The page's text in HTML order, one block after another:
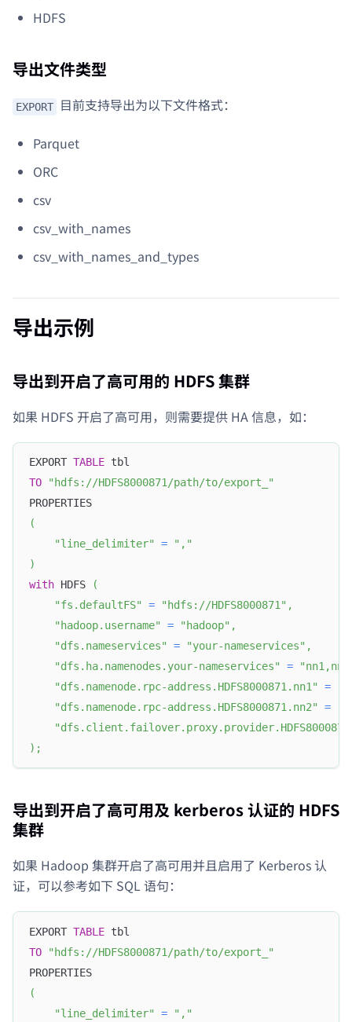
HDFS
导出文件类型
EXPORT 目前支持导出为以下文件格式：
Parquet
ORC
csv
csv_with_names
csv_with_names_and_types
导出示例
导出到开启了高可用的 HDFS 集群
如果 HDFS 开启了高可用，则需要提供 HA 信息，如：
EXPORT TABLE tbl
TO
"hdfs://HDFS8000871/path/to/export_"
PROPERTIES
(
"line_delimiter"
=
","
)
with HDFS
(
"fs.defaultFS"
= "hdfs://HDFS8000871" ,
"hadoop.username"
= "hadoop" ,
"dfs.nameservices"
= "your-nameservices" ,
"dfs.ha.namenodes.your-nameservices"
=
"dfs.namenode.rpc-address.HDFS8000871.nn1"
=
"dfs.namenode.rpc-address.HDFS8000871.nn2"
=
) ;
导出到开启了高可用及 kerberos 认证的 HDFS
集群
如果 Hadoop 集群开启了高可用并且启用了 Kerberos 认
证，可以参考如下 SQL 语句：
EXPORT TABLE tbl
TO
"hdfs://HDFS8000871/path/to/export_"
PROPERTIES
(
"line_delimiter"
=
","